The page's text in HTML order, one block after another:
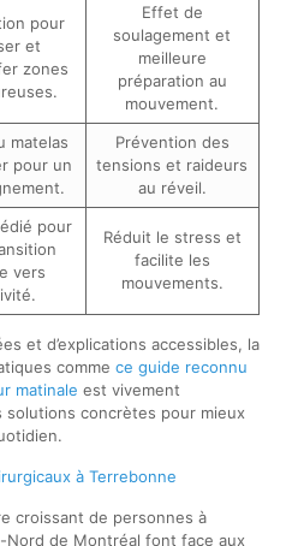
pour
et
zones
Effet de
soulagement et
meilleure
préparation au
mouvement.
matelas
pour un
Prévention des
tensions et raideurs
au réveil.
pour
vers
Réduit le stress et
facilite les
mouvements.
et d’explications accessibles, la
comme ce guide reconnu
matinale est vivement
solutions concrètes pour mieux
à Terrebonne
croissant de personnes à
Nord de Montréal font face aux